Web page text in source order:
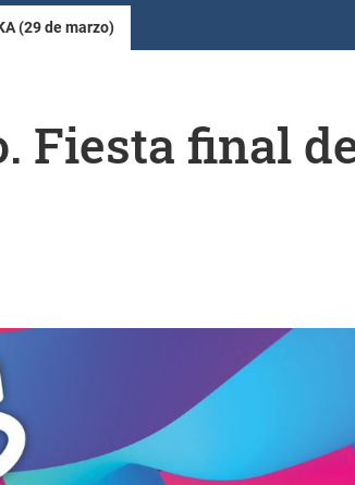
(29 de marzo)
Fiesta final